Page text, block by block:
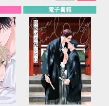
電子書籍